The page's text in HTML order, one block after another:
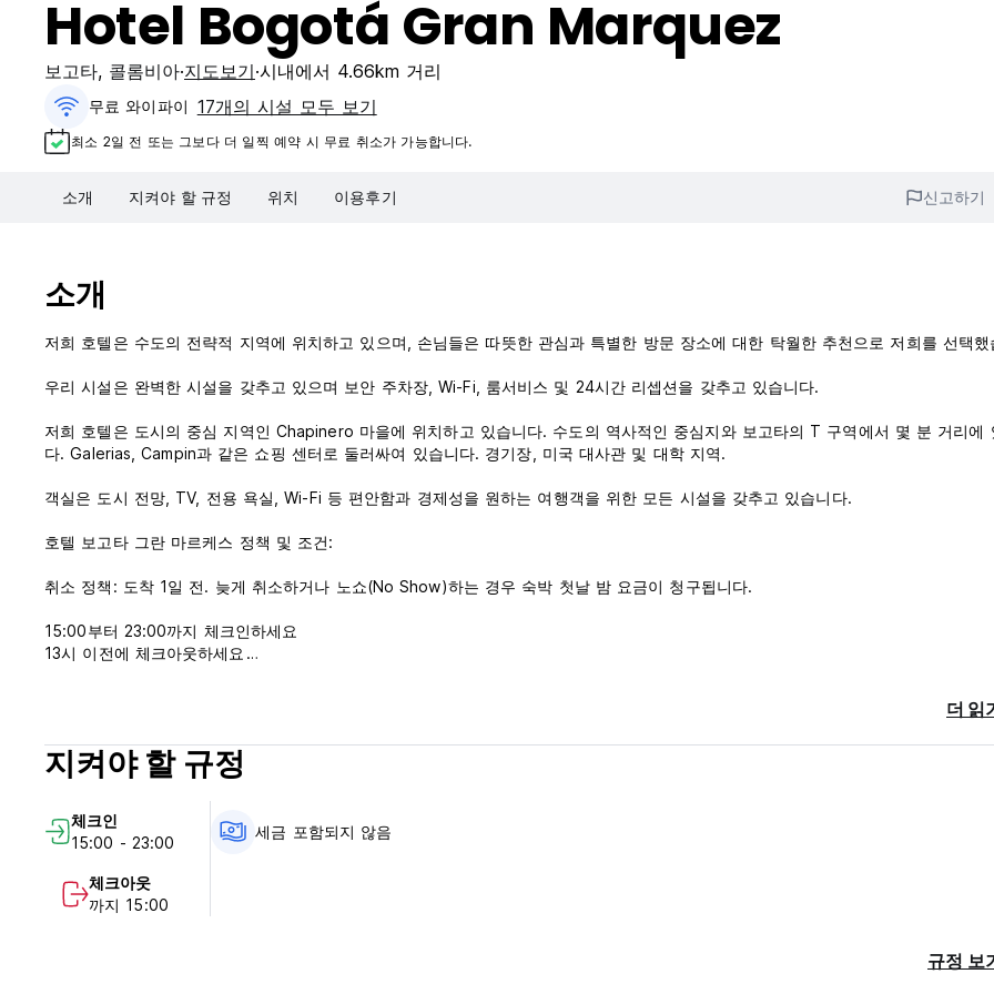
Hotel Bogotá Gran Marquez
보고타, 콜롬비아 지도보기 시내에서 4.66km 거리
무료 와이파이 17개의 시설 모두 보기
최소 2일 전 또는 그보다 더 일찍 예약 시 무료 취소가 가능합니다.
소개 지켜야 할 규정 위치 이용후기 신고하기
소개
저희 호텔은 수도의 전략적 지역에 위치하고 있으며, 손님들은 따뜻한 관심과 특별한 방문 장소에 대한 탁월한 추천으로 저희를 선택했
우리 시설은 완벽한 시설을 갖추고 있으며 보안 주차장, Wi-Fi, 룸서비스 및 24시간 리셉션을 갖추고 있습니다.
저희 호텔은 도시의 중심 지역인 Chapinero 마을에 위치하고 있습니다. 수도의 역사적인 중심지와 보고타의 T 구역에서 몇 분 거리에
다. Galerias, Campin과 같은 쇼핑 센터로 둘러싸여 있습니다. 경기장, 미국 대사관 및 대학 지역.
객실은 도시 전망, TV, 전용 욕실, Wi-Fi 등 편안함과 경제성을 원하는 여행객을 위한 모든 시설을 갖추고 있습니다.
호텔 보고타 그란 마르케스 정책 및 조건:
취소 정책: 도착 1일 전. 늦게 취소하거나 노쇼(No Show)하는 경우 숙박 첫날 밤 요금이 청구됩니다.
15:00부터 23:00까지 체크인하세요
13시 이전에 체크아웃하세요
아침 식사는 포함되어 있지 않습니다
미성년자는 부모와 동반
애완 동물은 허용됩니다 (Auto-translated from original language)
더 읽
지켜야 할 규정
체크인
15:00 - 23:00
체크아웃
까지 15:00
세금 포함되지 않음
규정 보